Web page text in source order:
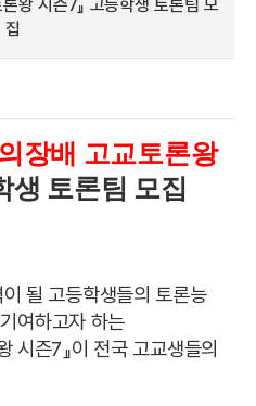
왕 시즌7』 고등학생 토론팀 모
집
장배 고교토론왕
생 토론팀 모집
될 고등학생들의 토론능
여하고자 하는
시즌7』이 전국 고교생들의